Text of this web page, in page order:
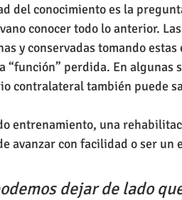
del conocimiento es la
conocer todo lo anterior.
y conservadas tomando
“función” perdida. En
contralateral también puede
entrenamiento, una
avanzar con facilidad o ser un
dejar de lado